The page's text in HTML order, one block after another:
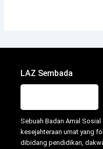
LAZ Sembada
Sebuah Badan Amal
kesejahteraan umat yang
dibidang pendidikan,